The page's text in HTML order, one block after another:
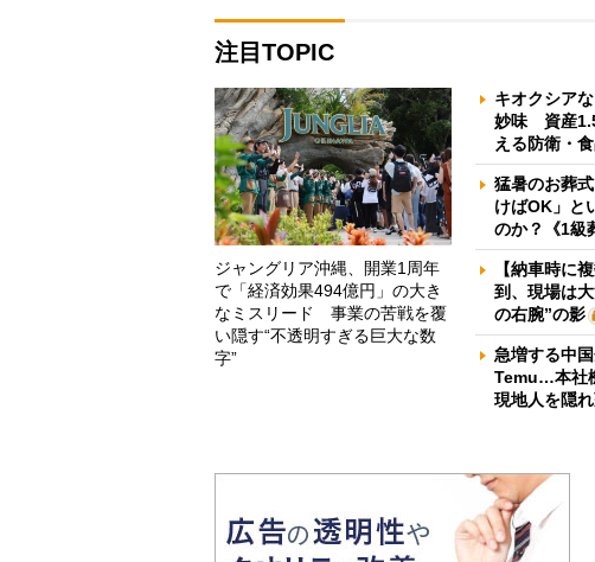
注目TOPIC
ジャングリア沖縄、開業1周年
で「経済効果494億円」の大き
なミスリード 事業の苦戦を覆
い隠す“不透明すぎる巨大な数
字”
キオクシア
妙味 資産
える防衛・
猛暑のお葬
けばOK」と
のか？《1級
【納車時に
到、現場は
の右腕”の影
急増する中
Temu…本社
現地人を隠